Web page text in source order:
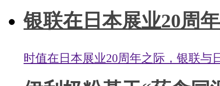
银联在日本展业20周
时值在日本展业20周年之际，银联与